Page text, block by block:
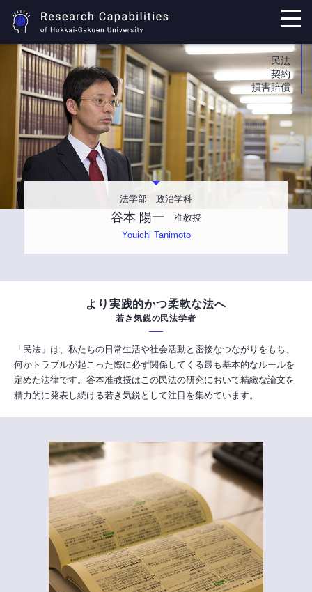
民法
契約
損害賠償
法学部 政治学科
谷本 陽一
准教授
Youichi Tanimoto
より実践的かつ柔軟な法へ
若き気鋭の民法学者
「民法」は、私たちの日常生活や社会活動と密接なつながりをもち、
何かトラブルが起こった際に必ず関係してくる最も基本的なルールを
定めた法律です。谷本准教授はこの民法の研究において精緻な論文を
精力的に発表し続ける若き気鋭として注目を集めています。